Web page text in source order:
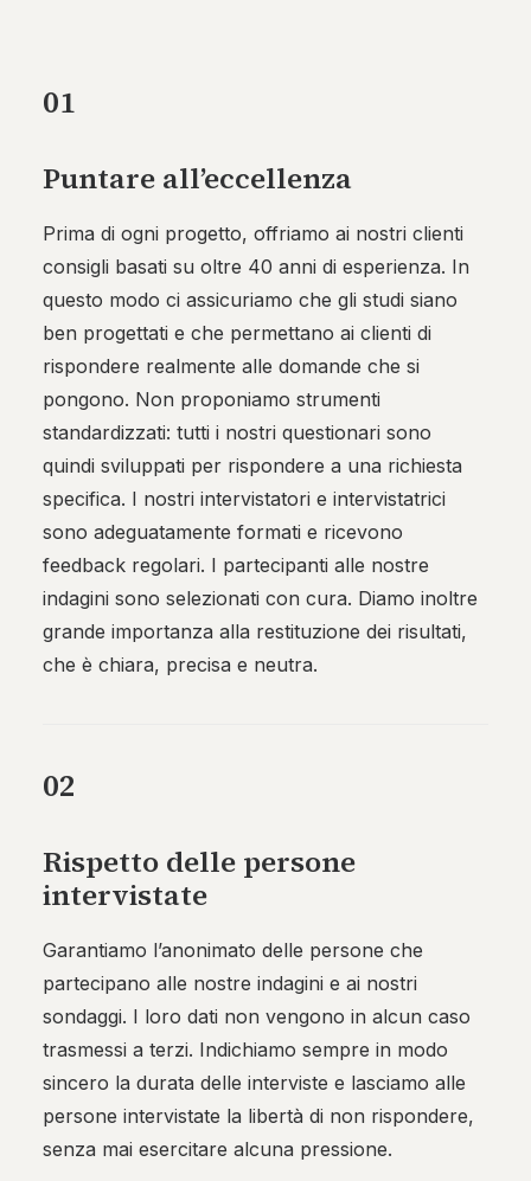
01
Puntare all’eccellenza
Prima di ogni progetto, offriamo ai nostri clienti
consigli basati su oltre 40 anni di esperienza. In
questo modo ci assicuriamo che gli studi siano
ben progettati e che permettano ai clienti di
rispondere realmente alle domande che si
pongono. Non proponiamo strumenti
standardizzati: tutti i nostri questionari sono
quindi sviluppati per rispondere a una richiesta
specifica. I nostri intervistatori e intervistatrici
sono adeguatamente formati e ricevono
feedback regolari. I partecipanti alle nostre
indagini sono selezionati con cura. Diamo inoltre
grande importanza alla restituzione dei risultati,
che è chiara, precisa e neutra.
02
Rispetto delle persone
intervistate
Garantiamo l’anonimato delle persone che
partecipano alle nostre indagini e ai nostri
sondaggi. I loro dati non vengono in alcun caso
trasmessi a terzi. Indichiamo sempre in modo
sincero la durata delle interviste e lasciamo alle
persone intervistate la libertà di non rispondere,
senza mai esercitare alcuna pressione.